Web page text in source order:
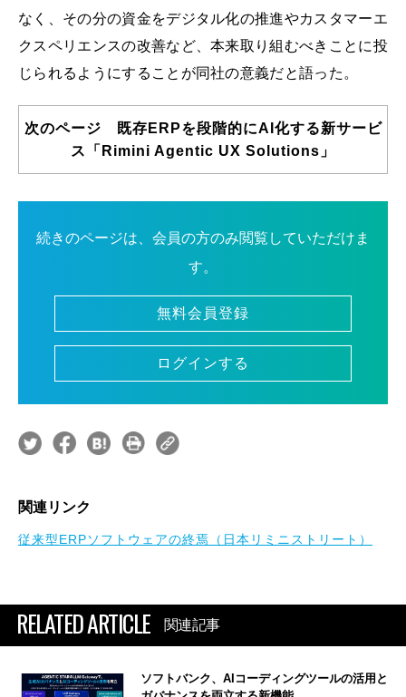
なく、その分の資金をデジタル化の推進やカスタマーエ
クスペリエンスの改善など、本来取り組むべきことに投
じられるようにすることが同社の意義だと語った。
次のページ 既存ERPを段階的にAI化する新サービ
ス「Rimini Agentic UX Solutions」
続きのページは、会員の方のみ閲覧していただけま
す。
無料会員登録
ログインする
関連リンク
従来型ERPソフトウェアの終焉（日本リミニストリート）
RELATED ARTICLE 関連記事
ソフトバンク、AIコーディングツールの活用と